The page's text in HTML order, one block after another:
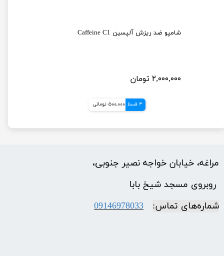
شامپو ضد ریزش آلپسین Caffeine C1
۲,۰۰۰,۰۰۰ تومان
4 قسط 500,000 تومانی
مراغه، خیابان خواجه نصیر جنوبی،
​​​​​​​ روبروی مسجد شیخ بابا
شماره‌‌های تماس:
09146978033